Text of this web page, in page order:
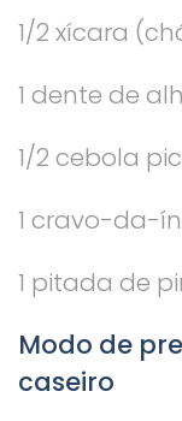
1/2 xícara
1 dente de
1/2 cebola
1 cravo-da-
1 pitada de
Modo de
caseiro